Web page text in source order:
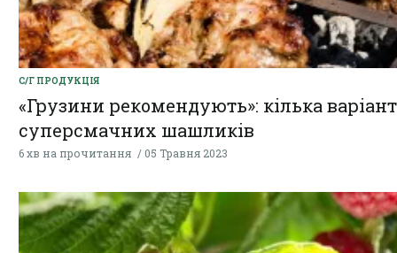
С/Г ПРОДУКЦІЯ
«Грузини рекомендують»: кілька
суперсмачних шашликів
6 хв на прочитання 05 Травня 2023